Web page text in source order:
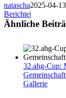
natascha2025-04-
Berichte|
Ähnliche
32.ahg-Cup:
Gallerie